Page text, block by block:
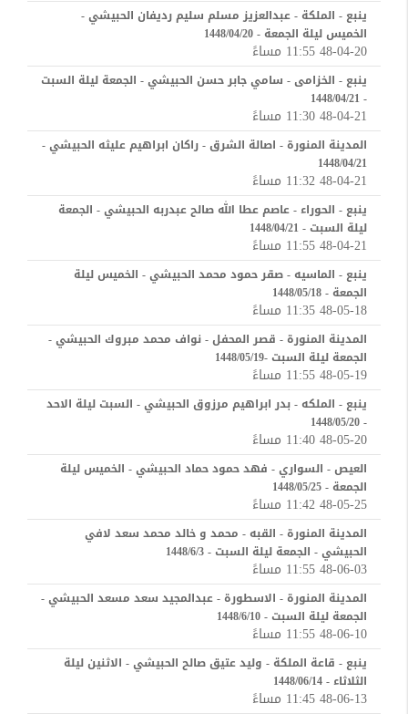
ينبع - الملكة - عبدالعزيز مسلم سليم رديفان الحبيشي -
الخميس ليلة الجمعة - 1448/04/20
48-04-20 11:55 مساءً
ينبع - الخزامى - سامي جابر حسن الحبيشي - الجمعة ليلة السبت
- 1448/04/21
48-04-21 11:30 مساءً
المدينة المنورة - اصالة الشرق - راكان ابراهيم عليثه الحبيشي -
1448/04/21
48-04-21 11:32 مساءً
ينبع - الحوراء - عاصم عطا الله صالح عبدربه الحبيشي - الجمعة
ليلة السبت - 1448/04/21
48-04-21 11:55 مساءً
ينبع - الماسيه - صقر حمود محمد الحبيشي - الخميس ليلة
الجمعة - 1448/05/18
48-05-18 11:35 مساءً
المدينة المنورة - قصر المحفل - نواف محمد مبروك الحبيشي -
الجمعة ليلة السبت -1448/05/19
48-05-19 11:55 مساءً
ينبع - الملكه - بدر ابراهيم مرزوق الحبيشي - السبت ليلة الاحد
- 1448/05/20
48-05-20 11:40 مساءً
العيص - السواري - فهد حمود حماد الحبيشي - الخميس ليلة
الجمعة - 1448/05/25
48-05-25 11:42 مساءً
المدينة المنورة - القبه - محمد و خالد محمد سعد لافي
الحبيشي - الجمعة ليلة السبت - 1448/6/3
48-06-03 11:55 مساءً
المدينة المنورة - الاسطورة - عبدالمجيد سعد مسعد الحبيشي -
الجمعة ليلة السبت - 1448/6/10
48-06-10 11:55 مساءً
ينبع - قاعة الملكة - وليد عتيق صالح الحبيشي - الاثنين ليلة
الثلاثاء - 1448/06/14
48-06-13 11:45 مساءً